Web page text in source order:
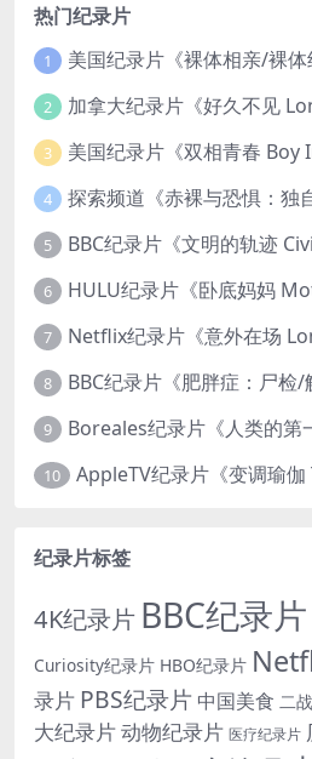
热门纪录片
1
2
3
4
5
6
7
8
9
10
纪录片标签
4K纪录片 BBC纪录片
Curiosity纪录片 HBO纪录片
录片 PBS纪录片 中国美食 二
大纪录片动物纪录片 医疗纪录片